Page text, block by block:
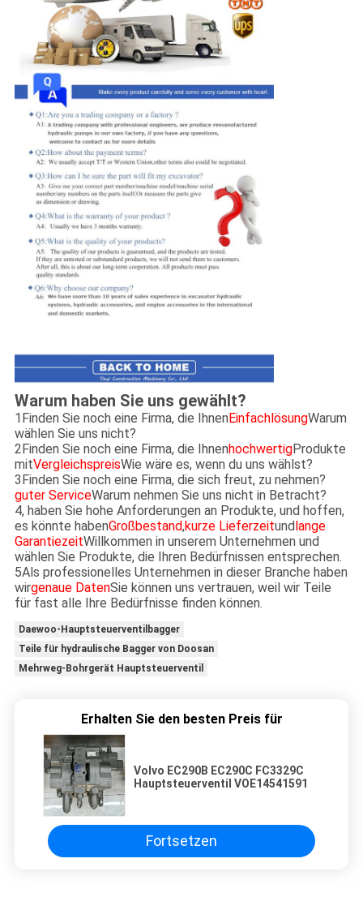
Warum haben Sie uns gewählt?
1Finden Sie noch eine Firma, die IhnenEinfachlösungWarum
wählen Sie uns nicht?
2Finden Sie noch eine Firma, die IhnenhochwertigProdukte
mitVergleichspreisWie wäre es, wenn du uns wählst?
3Finden Sie noch eine Firma, die sich freut, zu nehmen?
guter ServiceWarum nehmen Sie uns nicht in Betracht?
4, haben Sie hohe Anforderungen an Produkte, und hoffen,
es könnte habenGroßbestand,kurze Lieferzeitundlange
GarantiezeitWillkommen in unserem Unternehmen und
wählen Sie Produkte, die Ihren Bedürfnissen entsprechen.
5Als professionelles Unternehmen in dieser Branche haben
wirgenaue DatenSie können uns vertrauen, weil wir Teile
für fast alle Ihre Bedürfnisse finden können.
Daewoo-Hauptsteuerventilbagger
Teile für hydraulische Bagger von Doosan
Mehrweg-Bohrgerät Hauptsteuerventil
Erhalten Sie den besten Preis für
Volvo EC290B EC290C FC3329C
Hauptsteuerventil VOE14541591
Fortsetzen